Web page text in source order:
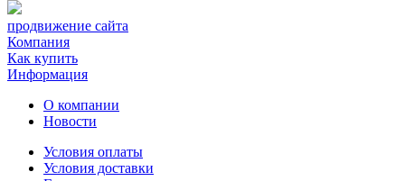
продвижение сайта
Компания
Как купить
Информация
О компании
Новости
Условия оплаты
Условия доставки